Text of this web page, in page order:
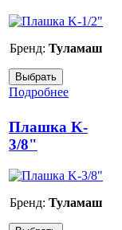
Бренд: Туламаш
Подробнее
Плашка K-
3/8"
Бренд: Туламаш